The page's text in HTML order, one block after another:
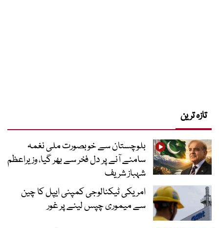
تازہ ترین
بلوچستان سے خوبصورت ملی نغمہ
سامنے آنے پر دل فخر سے بھر گیا، وزیراعظم
شہباز شریف
امریکی ٹیکنالوجی کمپنی ایپل کا چین
سے میموری چپس لینے پر غور